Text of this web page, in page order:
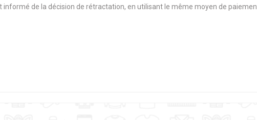
de la décision de rétractation, en utilisant le même moyen de